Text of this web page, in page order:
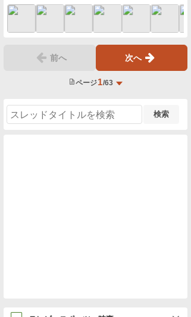
前へ 次へ
ページ1 /63
検索